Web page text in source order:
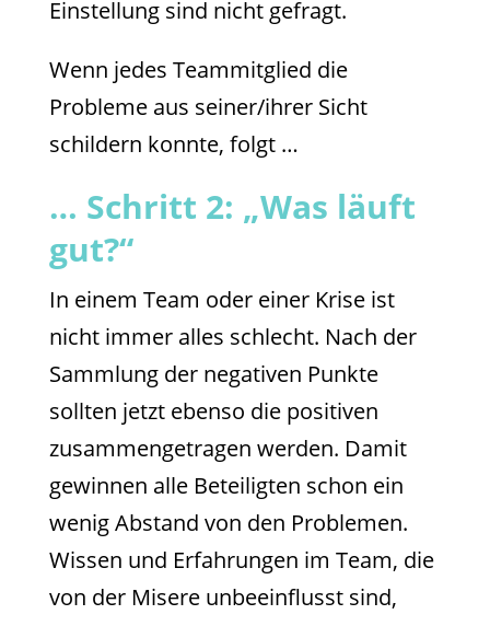
Einstellung sind nicht gefragt.
Wenn jedes Teammitglied die
Probleme aus seiner/ihrer Sicht
schildern konnte, folgt …
… Schritt 2: „Was läuft
gut?“
In einem Team oder einer Krise ist
nicht immer alles schlecht. Nach der
Sammlung der negativen Punkte
sollten jetzt ebenso die positiven
zusammengetragen werden. Damit
gewinnen alle Beteiligten schon ein
wenig Abstand von den Problemen.
Wissen und Erfahrungen im Team, die
von der Misere unbeeinflusst sind,